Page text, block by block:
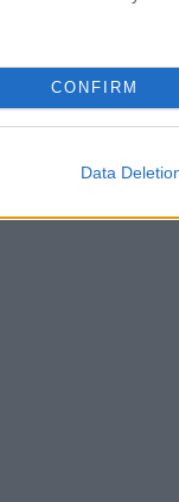
CONFIRM
Data
per costruire